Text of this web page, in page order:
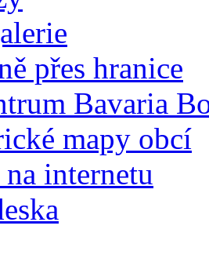
přes hranice
Bavaria
mapy obcí
internetu